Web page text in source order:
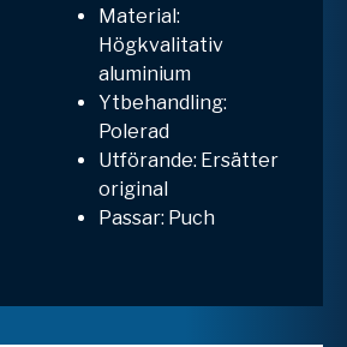
Material:
Högkvalitativ
aluminium
Ytbehandling:
Polerad
Utförande: Ersätter
original
Passar: Puch